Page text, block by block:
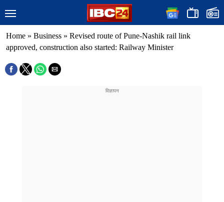
Home » Business » Revised route of Pune-Nashik rail link
approved, construction also started: Railway Minister